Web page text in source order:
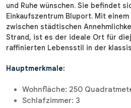
und Ruhe wünschen. Sie befindet
Einkaufszentrum Bluport. Mit
zwischen städtischen
Strand, ist es der ideale Ort für
raffinierten Lebensstil in der
Hauptmerkmale:
Wohnfläche: 250
Schlafzimmer: 3